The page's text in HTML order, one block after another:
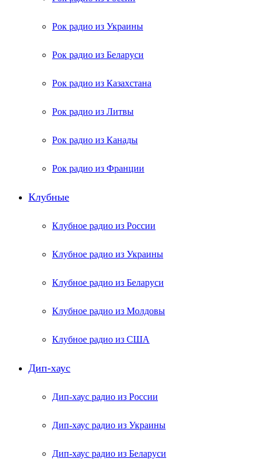
Рок радио из Украины
Рок радио из Беларуси
Рок радио из Казахстана
Рок радио из Литвы
Рок радио из Канады
Рок радио из Франции
Клубные
Клубное радио из России
Клубное радио из Украины
Клубное радио из Беларуси
Клубное радио из Молдовы
Клубное радио из США
Дип-хаус
Дип-хаус радио из России
Дип-хаус радио из Украины
Дип-хаус радио из Беларуси